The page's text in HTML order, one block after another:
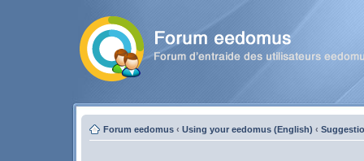
Forum eedomus ‹ Using your eedomus (English) ‹